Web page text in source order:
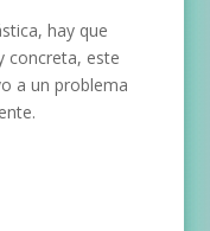
hay que
concreta, este
a un problema